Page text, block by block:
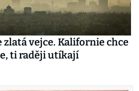
zlatá vejce. Kalifornie chce
ti raději utíkají